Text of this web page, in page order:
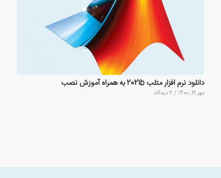
دانلود نرم افزار متلب 2021b به همراه آموزش نصب
مهر 21, 1400 / 2 دیدگاه